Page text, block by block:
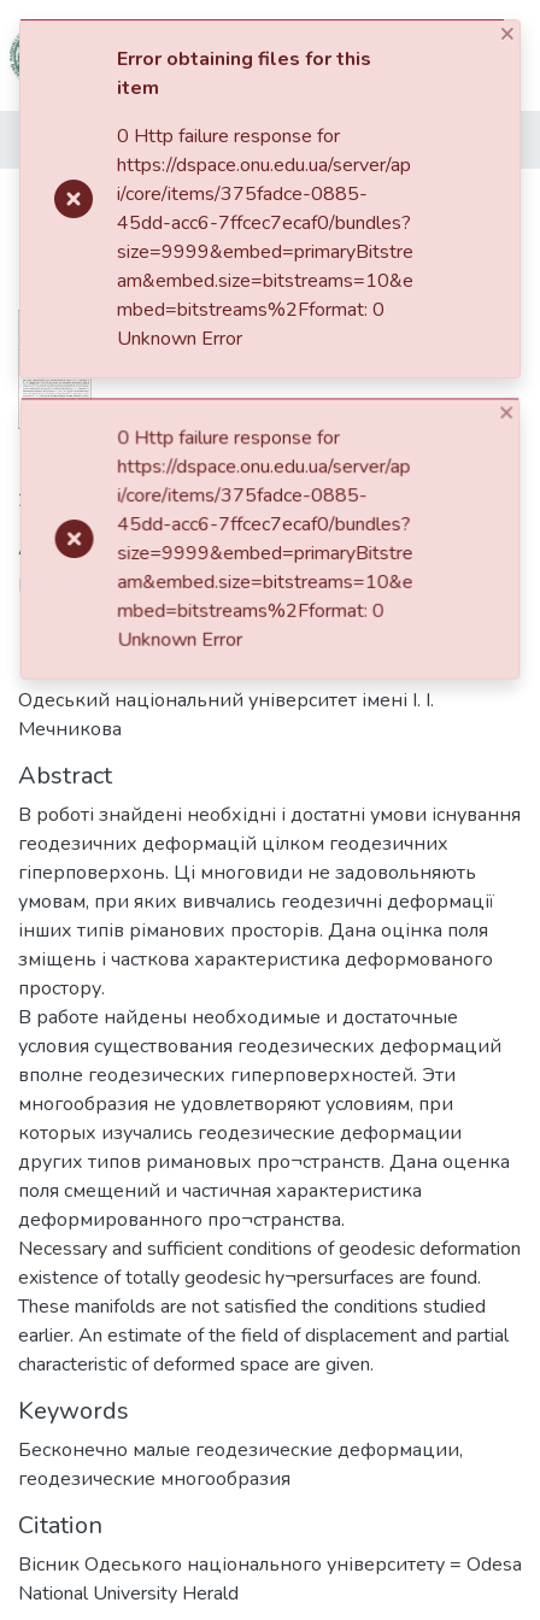
Communities
Collections
All of DSpace
Бесконечно малые геодезические
деформации вполне
геодезических многообразий
2003
Authors
Кинзерская, Н. Н.
Одеський національний університет імені І. І.
Мечникова
Abstract
В роботі знайдені необхідні і достатні умови існування
геодезичних деформацій цілком геодезичних
гіперповерхонь. Ці многовиди не задовольняють
умовам, при яких вивчались геодезичні деформації
інших типів ріманових просторів. Дана оцінка поля
зміщень і часткова характеристика деформованого
простору.
В работе найдены необходимые и достаточные
условия существования геодезических деформаций
вполне геодезических гиперповерхностей. Эти
многообразия не удовлетворяют условиям, при
которых изучались геодезические деформации
других типов римановых про¬странств. Дана оценка
поля смещений и частичная характеристика
деформированного про¬странства.
Necessary and sufficient conditions of geodesic deformation
existence of totally geodesic hy¬persurfaces are found.
These manifolds are not satisfied the conditions studied
earlier. An estimate of the field of displacement and partial
characteristic of deformed space are given.
Keywords
Бесконечно малые геодезические деформации,
геодезические многообразия
Citation
Вісник Одеського національного університету = Odesa
National University Herald
×
Error obtaining files for this
item
0 Http failure response for
https://dspace.onu.edu.ua/server/ap
i/core/items/375fadce-0885-
45dd-acc6-7ffcec7ecaf0/bundles?
size=9999&embed=primaryBitstre
am&embed.size=bitstreams=10&e
mbed=bitstreams%2Fformat: 0
Unknown Error
0 Http failure response for
https://dspace.onu.edu.ua/server/ap
i/core/items/375fadce-0885-
45dd-acc6-7ffcec7ecaf0/bundles?
size=9999&embed=primaryBitstre
am&embed.size=bitstreams=10&e
mbed=bitstreams%2Fformat: 0
Unknown Error